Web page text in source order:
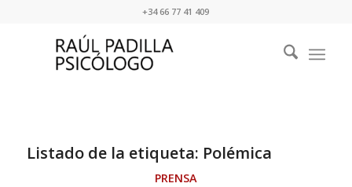
+34 66 77 41 409
Listado de la etiqueta: Polémica
PRENSA